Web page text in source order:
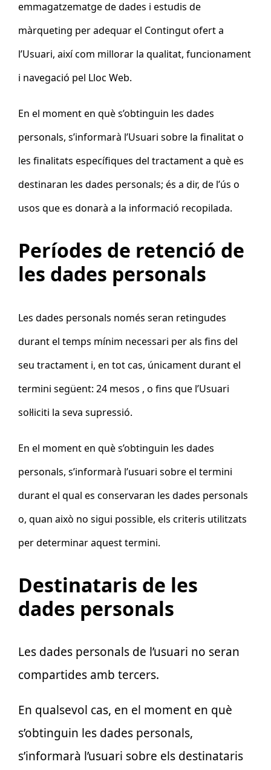
emmagatzematge de dades i estudis de
màrqueting per adequar el Contingut ofert a
l’Usuari, així com millorar la qualitat, funcionament
i navegació pel Lloc Web.
En el moment en què s’obtinguin les dades
personals, s’informarà l’Usuari sobre la finalitat o
les finalitats específiques del tractament a què es
destinaran les dades personals; és a dir, de l’ús o
usos que es donarà a la informació recopilada.
Períodes de retenció de
les dades personals
Les dades personals només seran retingudes
durant el temps mínim necessari per als fins del
seu tractament i, en tot cas, únicament durant el
termini següent: 24 mesos , o fins que l’Usuari
sol·liciti la seva supressió.
En el moment en què s’obtinguin les dades
personals, s’informarà l’usuari sobre el termini
durant el qual es conservaran les dades personals
o, quan això no sigui possible, els criteris utilitzats
per determinar aquest termini.
Destinataris de les
dades personals
Les dades personals de l’usuari no seran
compartides amb tercers.
En qualsevol cas, en el moment en què
s’obtinguin les dades personals,
s’informarà l’usuari sobre els destinataris